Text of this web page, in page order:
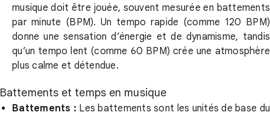
musique doit être jouée, souvent mesurée en battements
par minute (BPM). Un tempo rapide (comme 120 BPM)
donne une sensation d’énergie et de dynamisme, tandis
qu’un tempo lent (comme 60 BPM) crée une atmosphère
plus calme et détendue.
Battements et temps en musique
Battements : Les battements sont les unités de base du